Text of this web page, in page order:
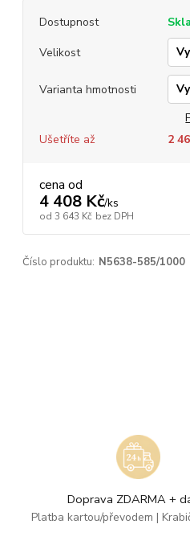
Dostupnost
Velikost
Varianta hmotnosti
Ušetříte až
2
cena od
4 408 Kč/ks
od 3 643 Kč bez DPH
Číslo produktu: N5638-585/1000
Doprava ZDARMA +
Platba kartou/převodem |